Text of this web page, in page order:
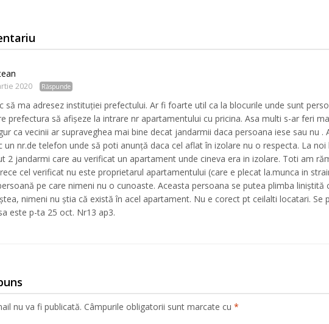
2020 Răspunde
să ma adresez instituției prefectului. Ar fi foarte util ca la blocurile unde sunt
prefectura să afișeze la intrare nr apartamentului cu pricina. Asa multi s-ar feri
ca vecinii ar supraveghea mai bine decat jandarmii daca persoana iese sau nu .
un nr.de telefon unde să poti anunță daca cel aflat în izolare nu o respecta. La noi
2 jandarmi care au verificat un apartament unde cineva era in izolare. Toti am
cel verificat nu este proprietarul apartamentului (care e plecat la.munca in
pe care nimeni nu o cunoaste. Aceasta persoana se putea plimba liniștită
nimeni nu știa că există în acel apartament. Nu e corect pt ceilalti locatari. Se
este p-ta 25 oct. Nr13 ap3.
nu va fi publicată. Câmpurile obligatorii sunt marcate cu *